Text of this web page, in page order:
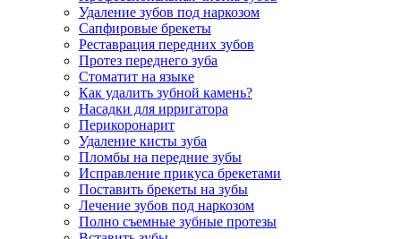
Удаление зубов под наркозом
Сапфировые брекеты
Реставрация передних зубов
Протез переднего зуба
Стоматит на языке
Как удалить зубной камень?
Насадки для ирригатора
Перикоронарит
Удаление кисты зуба
Пломбы на передние зубы
Исправление прикуса брекетами
Поставить брекеты на зубы
Лечение зубов под наркозом
Полно съемные зубные протезы